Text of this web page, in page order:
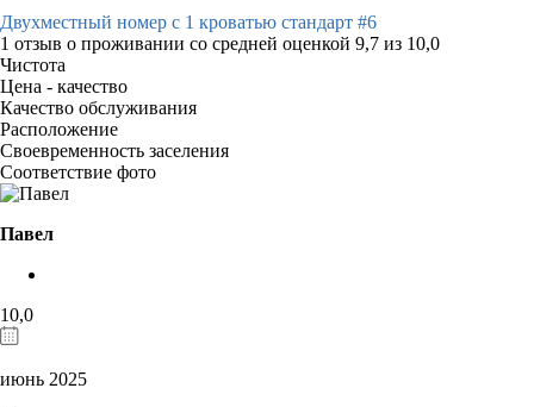
Двухместный номер с 1 кроватью стандарт #6
1 отзыв о проживании со средней оценкой 9,7 из 10,0
Чистота
Цена - качество
Качество обслуживания
Расположение
Своевременность заселения
Соответствие фото
Павел
10,0
июнь 2025